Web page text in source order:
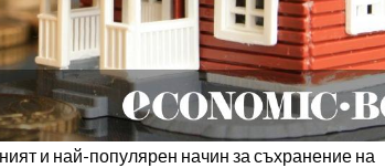
и най-популярен начин за съхранение на